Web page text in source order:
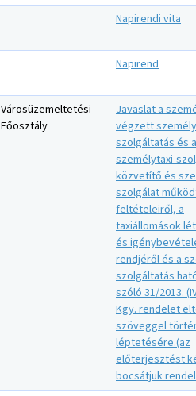
Napirendi vita
Napirend
Városüzemeltetési
Főosztály
Javaslat a
végzett
szolgáltatás és a
személytaxi-
közvetítő és
szolgálat
feltételeiről, a
taxiállomások
és
rendjéről és a
szolgáltatás
szóló 31/2013.
Kgy. rendelet
szöveggel
léptetésére.(az
előterjesztést
bocsátjuk